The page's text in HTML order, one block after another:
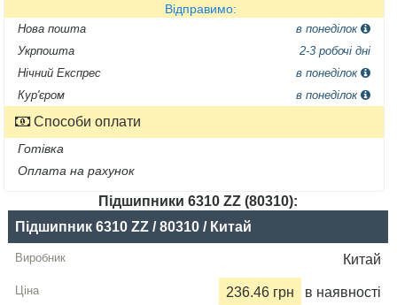
Відправимо:
Нова пошта
в понеділок
Укрпошта
2-3 робочі дні
Нічний Експрес
в понеділок
Кур'єром
в понеділок
Способи оплати
Готівка
Оплата на рахунок
Підшипники 6310 ZZ (80310):
Назва
Виробник
Радіальний
Підшипник 6310 ZZ / 80310 / Китай
Китай
236.46 грн в наявності